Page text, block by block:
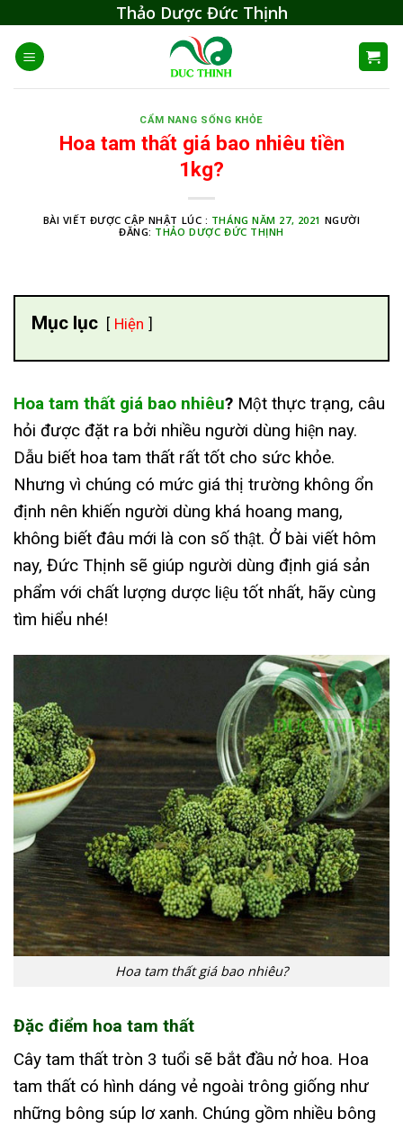
content
Thảo Dược Đức Thịnh
CẨM NANG SỐNG KHỎE
Hoa tam thất giá bao nhiêu tiền
1kg?
BÀI VIẾT ĐƯỢC CẬP NHẬT LÚC : THÁNG NĂM 27, 2021 NGƯỜI
ĐĂNG: THẢO DƯỢC ĐỨC THỊNH
Mục lục Hiện
Hoa tam thất giá bao nhiêu? Một thực trạng, câu
hỏi được đặt ra bởi nhiều người dùng hiện nay.
Dẫu biết hoa tam thất rất tốt cho sức khỏe.
Nhưng vì chúng có mức giá thị trường không ổn
định nên khiến người dùng khá hoang mang,
không biết đâu mới là con số thật. Ở bài viết hôm
nay, Đức Thịnh sẽ giúp người dùng định giá sản
phẩm với chất lượng dược liệu tốt nhất, hãy cùng
tìm hiểu nhé!
Hoa tam thất giá bao nhiêu?
Đặc điểm hoa tam thất
Cây tam thất tròn 3 tuổi sẽ bắt đầu nở hoa. Hoa
tam thất có hình dáng vẻ ngoài trông giống như
những bông súp lơ xanh. Chúng gồm nhiều bông